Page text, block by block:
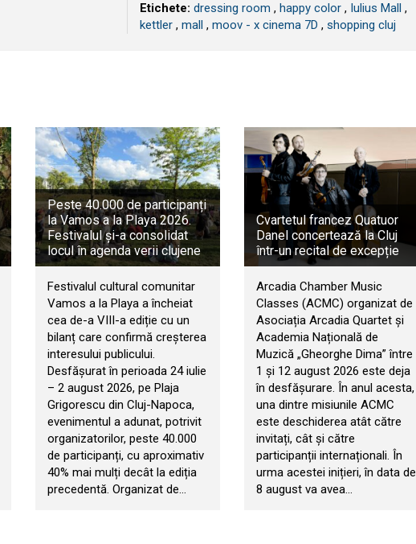
Etichete: dressing room , happy color , Iulius Mall ,
kettler , mall , moov - x cinema 7D , shopping cluj
Peste 40.000 de participanți
la Vamos a la Playa 2026.
Festivalul și-a consolidat
locul în agenda verii clujene
Festivalul cultural comunitar
Vamos a la Playa a încheiat
cea de-a VIII-a ediție cu un
bilanț care confirmă creșterea
interesului publicului.
Desfășurat în perioada 24 iulie
– 2 august 2026, pe Plaja
Grigorescu din Cluj-Napoca,
evenimentul a adunat, potrivit
organizatorilor, peste 40.000
de participanți, cu aproximativ
40% mai mulți decât la ediția
precedentă. Organizat de…
Cvartetul francez Quatuor
Danel concertează la Cluj
într-un recital de excepție
Arcadia Chamber Music
Classes (ACMC) organizat de
Asociația Arcadia Quartet și
Academia Națională de
Muzică „Gheorghe Dima” între
1 și 12 august 2026 este deja
în desfășurare. În anul acesta,
una dintre misiunile ACMC
este deschiderea atât către
invitați, cât și către
participanții internaționali. În
urma acestei inițieri, în data de
8 august va avea…